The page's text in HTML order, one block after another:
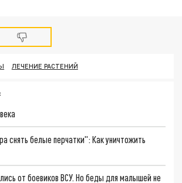
ЛЕЧЕНИЕ РАСТЕНИЙ
снять белые перчатки": Как уничтожить
от боевиков ВСУ. Но беды для малышей не